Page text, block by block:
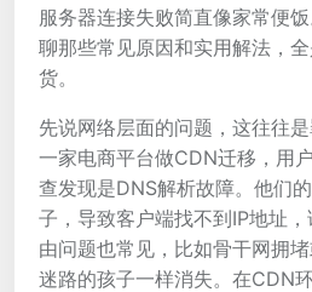
服务器连接失败简直像家常便
聊那些常见原因和实用解法，
货。
先说网络层面的问题，这往往
一家电商平台做CDN迁移，用
查发现是DNS解析故障。他们
子，导致客户端找不到IP地址
由问题也常见，比如骨干网拥
迷路的孩子一样消失。在CDN